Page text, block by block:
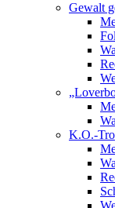
Gewalt
K.O.-